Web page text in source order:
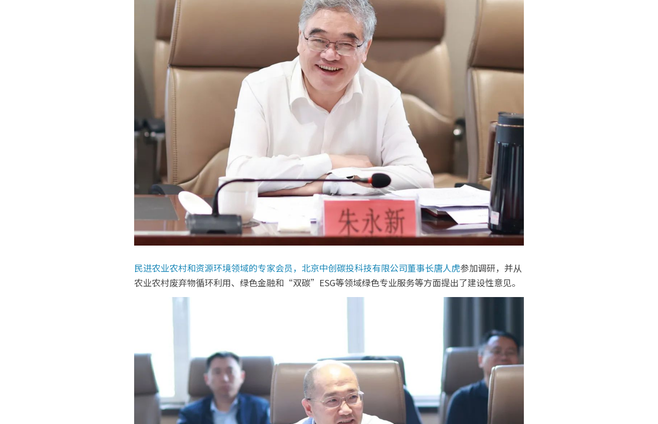
民进农业农村和资源环境领域的专家会员，北京中创碳投科技有限公司董事长唐人虎参加调研，并从
农业农村废弃物循环利用、绿色金融和“双碳”ESG等领域绿色专业服务等方面提出了建设性意见。